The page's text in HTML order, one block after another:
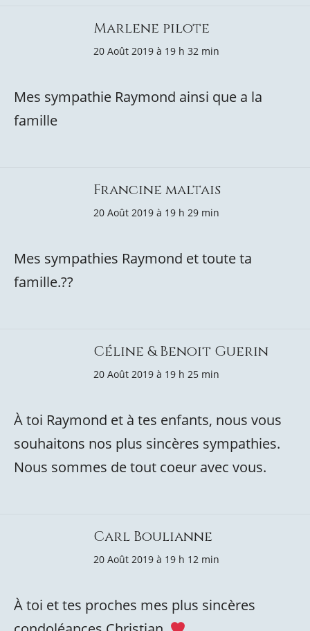
Marlene pilote
20 Août 2019 à 19 h 32 min
Mes sympathie Raymond ainsi que a la
famille
Francine maltais
20 Août 2019 à 19 h 29 min
Mes sympathies Raymond et toute ta
famille.??
Céline & Benoit Guerin
20 Août 2019 à 19 h 25 min
À toi Raymond et à tes enfants, nous vous
souhaitons nos plus sincères sympathies.
Nous sommes de tout coeur avec vous.
Carl Boulianne
20 Août 2019 à 19 h 12 min
À toi et tes proches mes plus sincères